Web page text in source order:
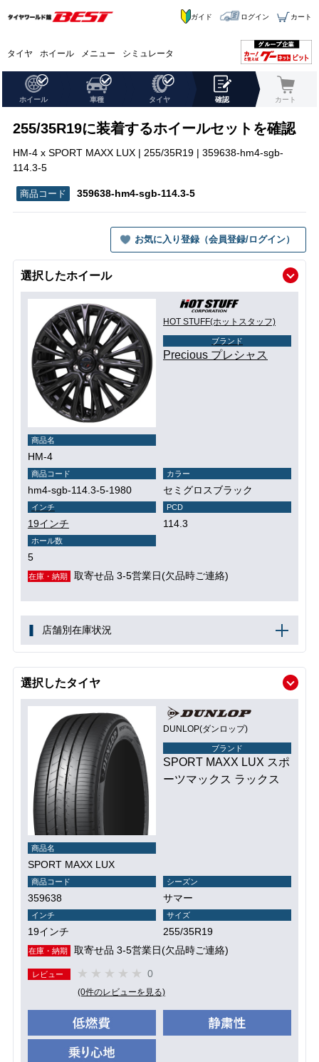
タイヤ ホイール メニュー シミュレータ
ガイド ログイン カート
ホイール 車種 タイヤ 確認 カート
255/35R19に装着するホイールセットを確認
HM-4 x SPORT MAXX LUX | 255/35R19 | 359638-hm4-sgb-
114.3-5
359638-hm4-sgb-114.3-5
お気に入り登録（会員登録/ログイン）
選択したホイール
HOT STUFF(ホットスタッフ)
ブランド
Precious プレシャス
商品名
HM-4
商品コード
hm4-sgb-114.3-5-1980
カラー
セミグロスブラック
インチ
19インチ
PCD
114.3
ホール数
5
在庫・納期 取寄せ品 3-5営業日(欠品時ご連絡)
店舗別在庫状況
選択したタイヤ
DUNLOP(ダンロップ)
ブランド
SPORT MAXX LUX スポ
ーツマックス ラックス
商品名
SPORT MAXX LUX
商品コード
359638
シーズン
サマー
インチ
19インチ
サイズ
255/35R19
在庫・納期 取寄せ品 3-5営業日(欠品時ご連絡)
レビュー 0
(0件のレビューを見る)